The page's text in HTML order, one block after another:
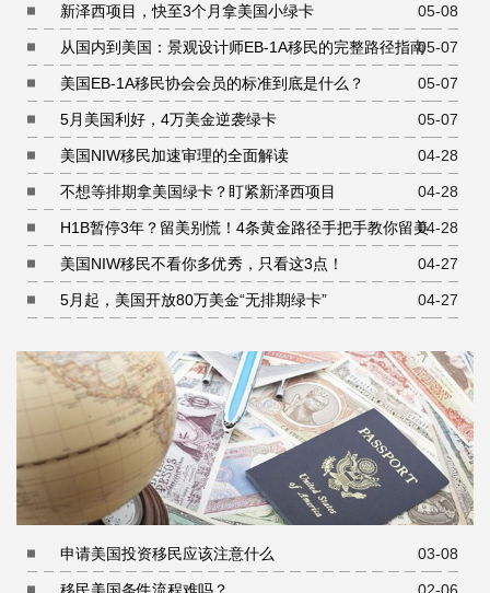
05-08
新泽西项目，快至3个月拿美国小绿卡
05-07
从国内到美国：景观设计师EB-1A移民的完整路径指南
05-07
美国EB-1A移民协会会员的标准到底是什么？
05-07
5月美国利好，4万美金逆袭绿卡
04-28
美国NIW移民加速审理的全面解读
04-28
不想等排期拿美国绿卡？盯紧新泽西项目
04-28
H1B暂停3年？留美别慌！4条黄金路径手把手教你留美
04-27
美国NIW移民不看你多优秀，只看这3点！
04-27
5月起，美国开放80万美金“无排期绿卡”
03-08
申请美国投资移民应该注意什么
02-06
移民美国条件流程难吗？